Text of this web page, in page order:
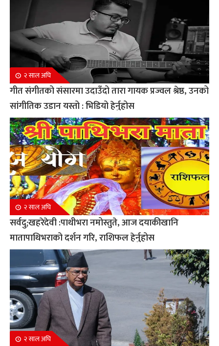
२ साल अघि
गीत संगीतको संसारमा उदाउँदो तारा गायक प्रज्वल श्रेष्ठ, उनको
सांगीतिक उडान यस्तो : भिडियो हेर्नुहोस
२ साल अघि
सर्वदु;खहरेदेवी :पाथीभरा नमोस्तुते, आज दयाकीखानि
मातापाथिभराको दर्शन गरि, राशिफल हेर्नुहोस
२ साल अघि